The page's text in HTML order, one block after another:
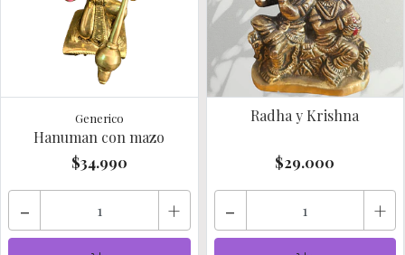
Generico
Hanuman con mazo
$34.990
- +
Radha y Krishna
$29.000
- +